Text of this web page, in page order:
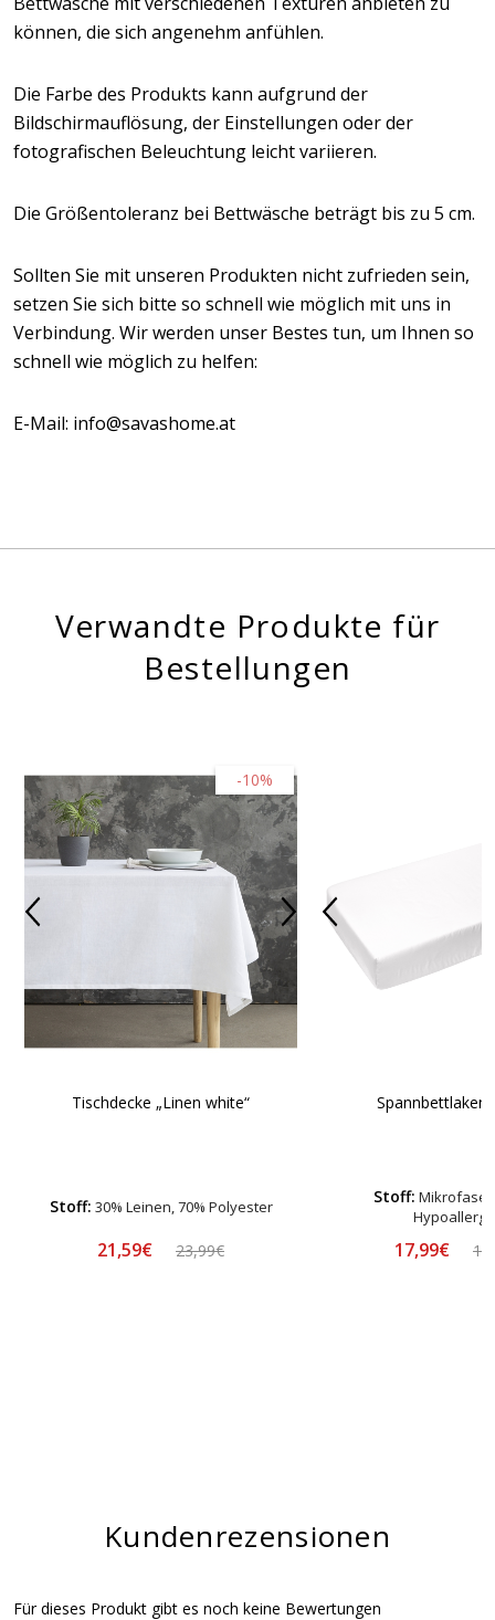
können, die sich angenehm anfühlen.
Die Farbe des Produkts kann aufgrund der
Bildschirmauflösung, der Einstellungen oder der
fotografischen Beleuchtung leicht variieren.
Die Größentoleranz bei Bettwäsche beträgt bis zu 5 cm.
Sollten Sie mit unseren Produkten nicht zufrieden sein,
setzen Sie sich bitte so schnell wie möglich mit uns in
Verbindung. Wir werden unser Bestes tun, um Ihnen so
schnell wie möglich zu helfen:
E-Mail: info@savashome.at
Verwandte Produkte für
Bestellungen
-10%
Tischdecke „Linen white“
Stoff: 30% Leinen, 70% Polyester
21,59€ 23,99€
Spannbettlaken
Stoff:
17,99€
Kundenrezensionen
Für dieses Produkt gibt es noch keine Bewertungen